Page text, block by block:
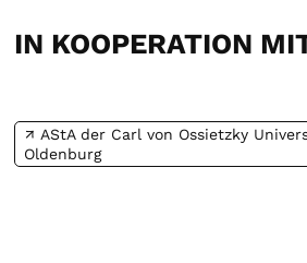
IN KOOPERATION
AStA der Carl von Ossietzky
Oldenburg